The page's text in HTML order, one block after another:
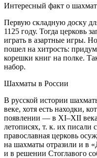
Интересный факт о
Первую складную доску
1125 году. Тогда церковь
играть в азартные игры.
пошел на хитрость:
корешки книг на полке.
набор.
Шахматы в России
В русской истории
веке, хотя есть находки,
появлении — в XI–XII
летописях, т. к. их писали
православная церковь
на шахматы отразили и в
и в решении Стоглавого